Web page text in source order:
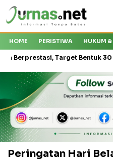
HOME PERISTIWA HUKUM
Bentuk 30 Cabang dan
Peringatan Hari